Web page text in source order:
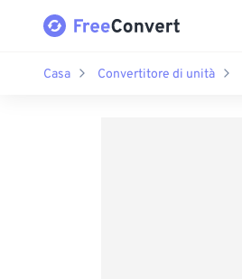
Casa Convertitore di unità